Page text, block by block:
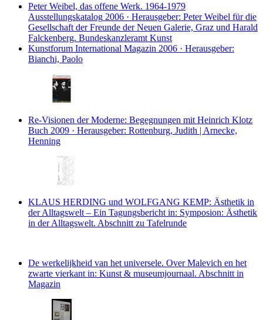
Peter Weibel, das offene Werk. 1964-1979
Ausstellungskatalog 2006 · Herausgeber: Peter Weibel für die
Gesellschaft der Freunde der Neuen Galerie, Graz und Harald
Falckenberg. Bundeskanzleramt Kunst
Kunstforum International Magazin 2006 · Herausgeber:
Bianchi, Paolo
Re-Visionen der Moderne: Begegnungen mit Heinrich Klotz
Buch 2009 · Herausgeber: Rottenburg, Judith | Arnecke,
Henning
KLAUS HERDING und WOLFGANG KEMP: Ästhetik in
der Alltagswelt – Ein Tagungsbericht in: Symposion: Ästhetik
in der Alltagswelt. Abschnitt zu Tafelrunde
De werkelijkheid van het universele. Over Malevich en het
zwarte vierkant in: Kunst & museumjournaal. Abschnitt in
Magazin